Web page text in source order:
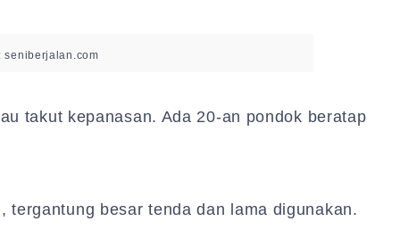
seniberjalan.com
takut kepanasan. Ada 20-an pondok beratap
tergantung besar tenda dan lama digunakan.